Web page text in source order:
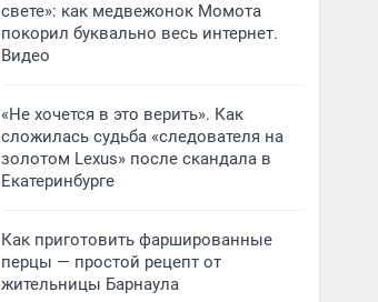
свете»: как медвежонок Момота
покорил буквально весь интернет.
Видео
«Не хочется в это верить». Как
сложилась судьба «следователя на
золотом Lexus» после скандала в
Екатеринбурге
Как приготовить фаршированные
перцы — простой рецепт от
жительницы Барнаула